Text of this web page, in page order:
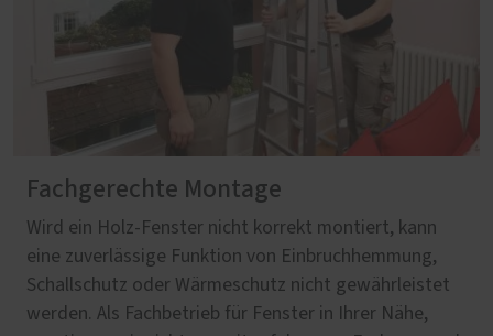
Fachgerechte Montage
Wird ein Holz-Fenster nicht korrekt montiert, kann
eine zuverlässige Funktion von Einbruchhemmung,
Schallschutz oder Wärmeschutz nicht gewährleistet
werden. Als Fachbetrieb für Fenster in Ihrer Nähe,